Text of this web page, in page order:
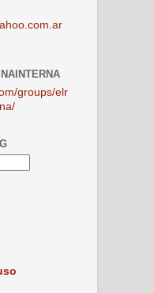
groups/elr